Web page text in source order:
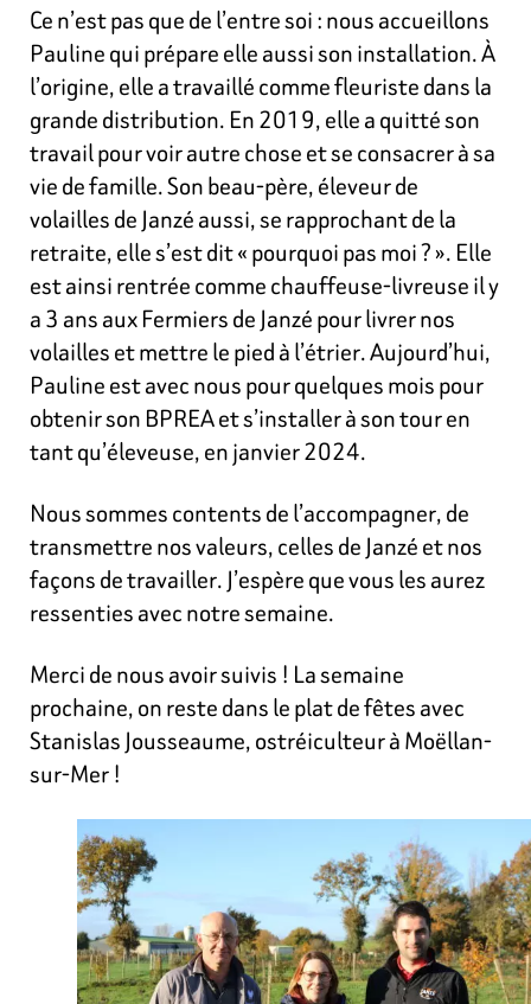
Ce n’est pas que de l’entre soi : nous accueillons
Pauline qui prépare elle aussi son installation. À
l’origine, elle a travaillé comme fleuriste dans la
grande distribution. En 2019, elle a quitté son
travail pour voir autre chose et se consacrer à sa
vie de famille. Son beau-père, éleveur de
volailles de Janzé aussi, se rapprochant de la
retraite, elle s’est dit « pourquoi pas moi ? ». Elle
est ainsi rentrée comme chauffeuse-livreuse il y
a 3 ans aux Fermiers de Janzé pour livrer nos
volailles et mettre le pied à l’étrier. Aujourd’hui,
Pauline est avec nous pour quelques mois pour
obtenir son BPREA et s’installer à son tour en
tant qu’éleveuse, en janvier 2024.
Nous sommes contents de l’accompagner, de
transmettre nos valeurs, celles de Janzé et nos
façons de travailler. J’espère que vous les aurez
ressenties avec notre semaine.
Merci de nous avoir suivis ! La semaine
prochaine, on reste dans le plat de fêtes avec
Stanislas Jousseaume, ostréiculteur à Moëllan-
sur-Mer !